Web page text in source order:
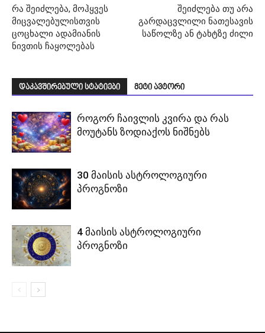
რა შეიძლება, მოჰყვეს
მიცვალებულისთვის
ცოცხალი ადამიანის
ნივთის ჩაყოლებას
შეიძლება თუ არა
გარდაცვლილი ნათესავის
საწოლზე ან ტახტზე ძილი
დაკავშირებული სტატიები მეტი ავტორი
როგორ ჩაივლის კვირა და რას
მოუტანს ზოდიაქოს ნიშნებს
30 მაისის ასტროლოგიური
პროგნოზი
4 მაისის ასტროლოგიური
პროგნოზი